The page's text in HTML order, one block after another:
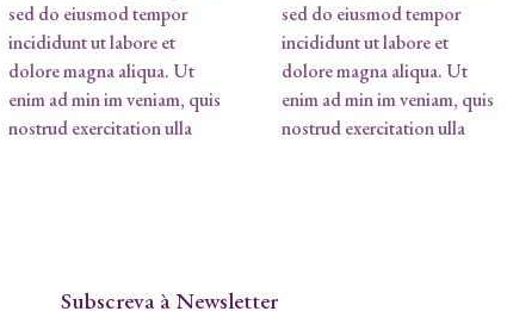
sed do eiusmod tempor
incididunt ut labore et
dolore magna aliqua. Ut
enim ad min im veniam, quis
nostrud exercitation ulla
sed do eiusmod tempor
incididunt ut labore et
dolore magna aliqua. Ut
enim ad min im veniam, quis
nostrud exercitation ulla
Subscreva à Newsletter